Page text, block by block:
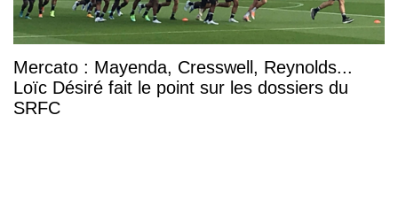
Mercato : Mayenda, Cresswell, Reynolds...
Loïc Désiré fait le point sur les dossiers du
SRFC